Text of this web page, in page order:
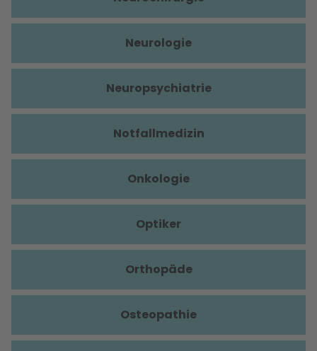
Neurologie
Neuropsychiatrie
Notfallmedizin
Onkologie
Optiker
Orthopäde
Osteopathie